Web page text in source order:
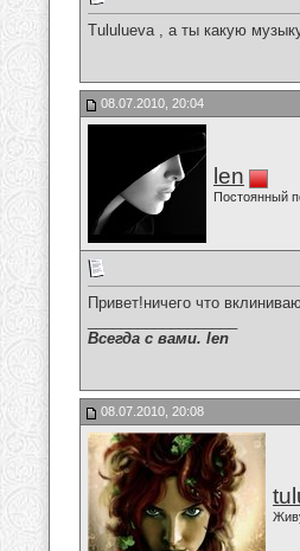
Tululueva , а ты какую
08.07.2010, 20:04
len
Постоянный
Привет!ничего что
Всегда с вами. len
08.07.2010, 20:08